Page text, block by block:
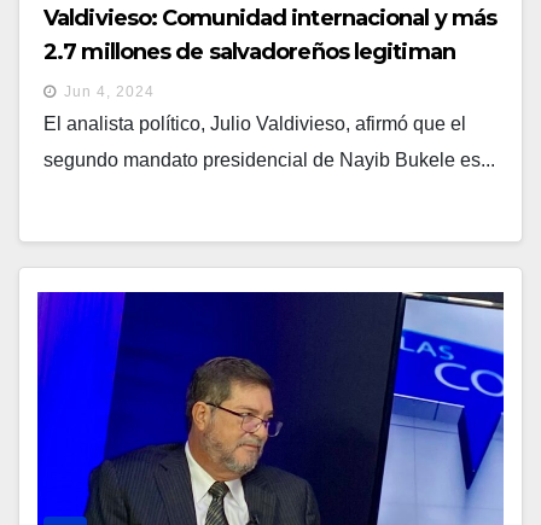
Valdivieso: Comunidad internacional y más
2.7 millones de salvadoreños legitiman
gobierno de Bukele
Jun 4, 2024
El analista político, Julio Valdivieso, afirmó que el
segundo mandato presidencial de Nayib Bukele es...